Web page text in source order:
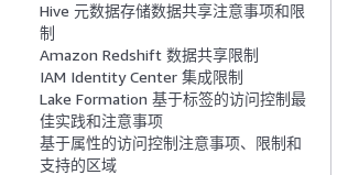
Hive 元数据存储数据共享注意事项和限
制
Amazon Redshift 数据共享限制
IAM Identity Center 集成限制
Lake Formation 基于标签的访问控制最
佳实践和注意事项
基于属性的访问控制注意事项、限制和
支持的区域